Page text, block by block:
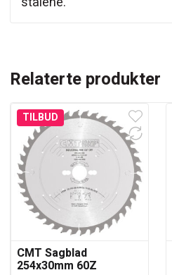
Relaterte produkter
TILBUD
CMT Sagblad
254x30mm 60Z